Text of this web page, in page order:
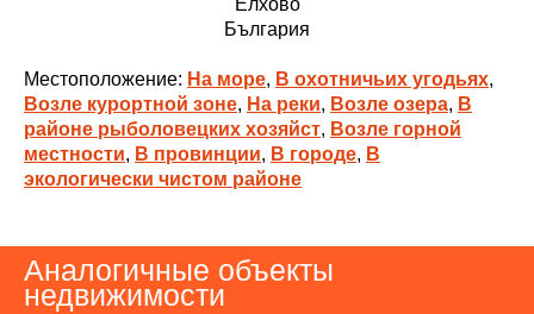
Елхово
България
Местоположение: На море, В охотничьих угодьях,
Возле курортной зоне, На реки, Возле озера, В
районе рыболовецких хозяйст, Возле горной
местности, В провинции, В городе, В
экологически чистом районе
Аналогичные объекты
недвижимости